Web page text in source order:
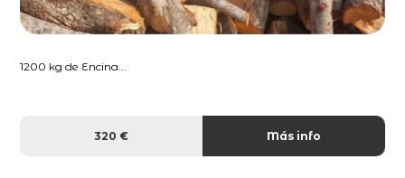
1200 kg de Encina...
320 € Más info